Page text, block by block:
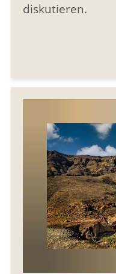
diskutieren.